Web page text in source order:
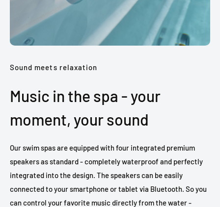
Sound meets relaxation
Music in the spa - your
moment, your sound
Our swim spas are equipped with four integrated premium
speakers as standard - completely waterproof and perfectly
integrated into the design. The speakers can be easily
connected to your smartphone or tablet via Bluetooth. So you
can control your favorite music directly from the water -